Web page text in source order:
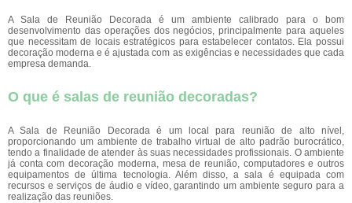
A Sala de Reunião Decorada é um ambiente calibrado para o bom
desenvolvimento das operações dos negócios, principalmente para aqueles
que necessitam de locais estratégicos para estabelecer contatos. Ela possui
decoração moderna e é ajustada com as exigências e necessidades que cada
empresa demanda.
O que é salas de reunião decoradas?
A Sala de Reunião Decorada é um local para reunião de alto nível,
proporcionando um ambiente de trabalho virtual de alto padrão burocrático,
tendo a finalidade de atender às suas necessidades profissionais. O ambiente
já conta com decoração moderna, mesa de reunião, computadores e outros
equipamentos de última tecnologia. Além disso, a sala é equipada com
recursos e serviços de áudio e vídeo, garantindo um ambiente seguro para a
realização das reuniões.